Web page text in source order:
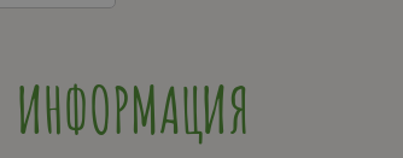
ИНФОРМАЦИЯ